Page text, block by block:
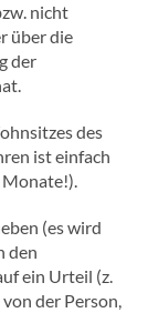
nicht
über die
der
des
ist einfach
Monate!).
(es wird
den
ein Urteil (z.
der Person,